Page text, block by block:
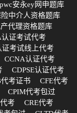
安永ey网申题库
中介人资格题库
代理资格题库
认证考试代考
证考试线上代考
CCNA认证代考
CDPSE认证代考
代考证书
CFE代考
CPIM代考包过
考
CRE代考